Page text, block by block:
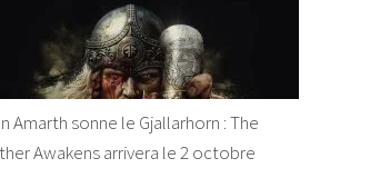
Amarth sonne le Gjallarhorn : The
Awakens arrivera le 2 octobre